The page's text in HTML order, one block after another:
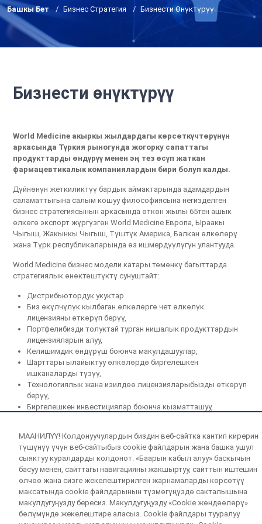
Башкы Бет Бизнес Стратегия Бизнести Өнүктүрүү
Бизнести өнүктүрүү
World Medicine акыркы жылдардагы көрсөткүчтөрүнүн
аркасында Түркия рыногунда жогорку сапаттагы
продукттарды өндүрүү менен эң тез өсүп жаткан
фармацевтикалык компаниялардын бири болуп калды.
Дүйнөнүн жеткиликтүү бардык аймактарында адамдардын
саламаттыгына салым кошуу философиясына негизделген
бизнес стратегиясынын аркасында өткөн жылы 65тен ашык
өлкөгө экспорт жүргүзгөн World Medicine Европа, Ыраакы
Чыгыш, Жакынкы Чыгыш, Түштүк Америка, Балкан өлкөлөрү
жана Түрк республикаларында өз ишмердүүлүгүн улантууда.
World Medicine бизнес модели катары төмөнкү багыттарда
стратегиялык өнөктөштүктү сунуштайт:
Дистрибьютордук укуктар
Биз өкүлчүлүк кылбаган өлкөлөргө чет өлкөлүк
лицензияны өткөрүп берүү,
Портфелибизди толуктай турган нишалык продукттардын
лицензияларын алуу,
Келишимдик өндүрүш боюнча макулдашуулар,
Шарттары ылайыктуу өлкөлөрдө биргелешкен
ишканаларды түзүү,
Технологиялык жана изилдөө лицензияларыбызды өткөрүп
берүү,
Биргелешкен инвестициялар боюнча кызматташуу,
Компанияларды сатып алуу.
Биз менен кызматташууну каалайсызбы?
МААНИЛҮҮ! Колдонуучулардын биздин веб-сайтка кантип кирерин
түшүнүү үчүн веб-сайтыбыз cookie файлдарын жана башка ушул
сыяктуу куралдарды колдонот. «Баарын кабыл алуу» баскычын
басуу менен, сайттагы навигацияны жакшыртуу, сайттын иштешин
өлчөө жана сизге жекелештирилген жарнамаларды көрсөтүү
максатында cookie файлдарынын түзмөгүңүздө сакталышына
макулдугуңузду бересиз. Макулдугуңузду «Cookie жөндөөлөрү»
бөлүмүндө жекелештире аласыз. Cookie файлдары тууралуу